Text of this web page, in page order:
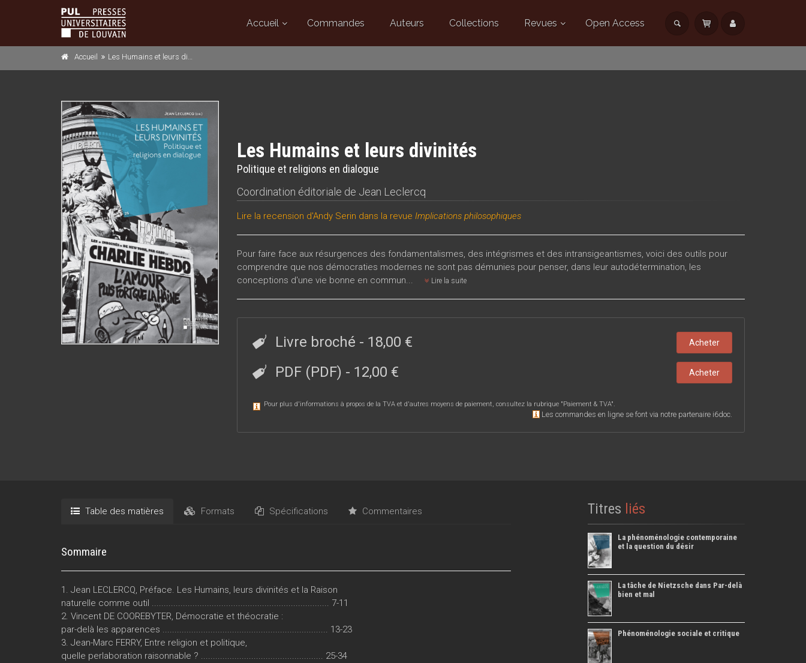
Accueil Commandes Auteurs Collections Revues Open Access
Accueil Les Humains et leurs divinités
Les Humains et leurs divinités
Politique et religions en dialogue
Coordination éditoriale de Jean Leclercq
Lire la recension d'Andy Serin dans la revue Implications philosophiques
Pour faire face aux résurgences des fondamentalismes, des intégrismes et des intransigeantismes, voici des outils pour
comprendre que nos démocraties modernes ne sont pas démunies pour penser, dans leur autodétermination, les
conceptions d'une vie bonne en commun...
Lire la suite
Livre broché - 18,00 € Acheter
PDF (PDF) - 12,00 € Acheter
Pour plus d'informations à propos de la TVA et d'autres moyens de paiement, consultez la rubrique "Paiement & TVA".
Les commandes en ligne se font via notre partenaire i6doc.
Table des matières Formats Spécifications Commentaires
Sommaire
1. Jean LECLERCQ, Préface. Les Humains, leurs divinités et la Raison
naturelle comme outil .......................................................................... 7-11
2. Vincent DE COOREBYTER, Démocratie et théocratie :
par-delà les apparences ..................................................................... 13-23
3. Jean-Marc FERRY, Entre religion et politique,
quelle perlaboration raisonnable ? ................................................... 25-34
Titres liés
La phénoménologie contemporaine
et la question du désir
La tâche de Nietzsche dans Par-delà
bien et mal
Phénoménologie sociale et critique